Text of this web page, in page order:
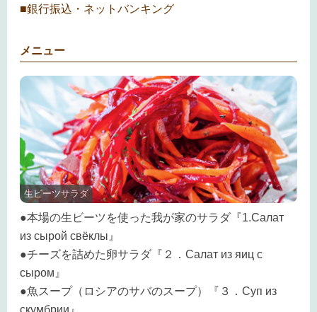
■銀行振込・ネットバンキング
メニュー
生ビーツサラダ
●本場の生ビーツを使った我が家のサラダ『1.Салат
из сырой свёклы』
●チーズを詰めた卵サラダ『２．Салат из яиц с
сыром』
●魚スープ（ロシアのサバのスープ）『３．Суп из
скумбрии』